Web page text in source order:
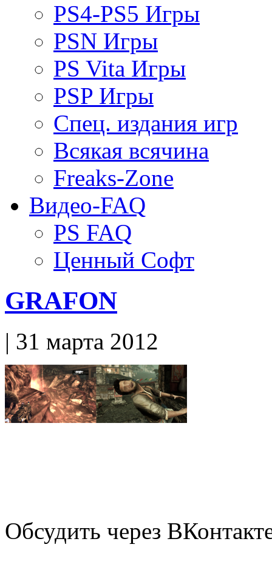
PS4-PS5 Игры
PSN Игры
PS Vita Игры
PSP Игры
Спец. издания игр
Всякая всячина
Freaks-Zone
Видео-FAQ
PS FAQ
Ценный Софт
GRAFON
| 31 марта 2012
Обсудить через